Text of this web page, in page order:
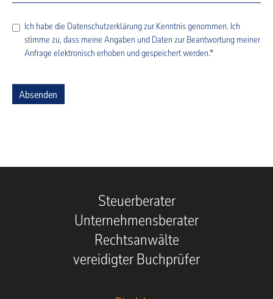
Ich habe die Datenschutzerklärungzur Kenntnis genommen. Ich
stimme zu, dass meine Angaben und Daten zur Beantwortung meiner
Anfrage elektronisch erhoben und gespeichert werden.*
Absenden
Steuerberater
Unternehmensberater
Rechtsanwälte
vereidigter Buchprüfer